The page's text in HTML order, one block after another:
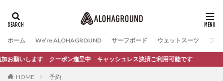
ホーム We’re ALOHAGROUND サーフボード ウェットスーツ ファ
します クーポン進呈中 キャッシュレス決済ご利用可能です
HOME 予約